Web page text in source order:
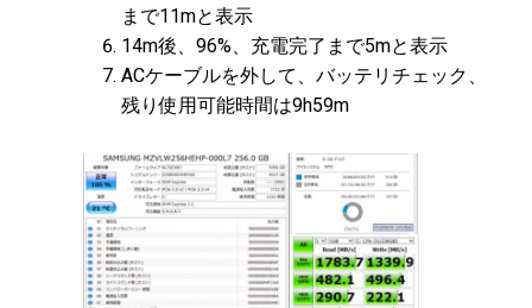
まで11mと表示
14m後、96%、充電完了まで5mと表示
ACケーブルを外して、バッテリチェック、
残り使用可能時間は9h59m